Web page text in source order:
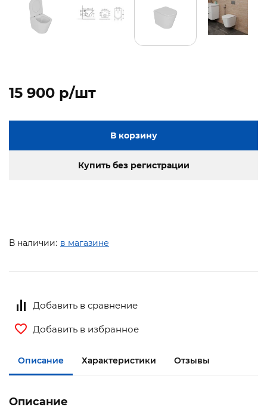
15 900 p/шт
В корзину
Купить без регистрации
В наличии: в магазине
Добавить в сравнение
Добавить в избранное
Описание Характеристики Отзывы
Описание